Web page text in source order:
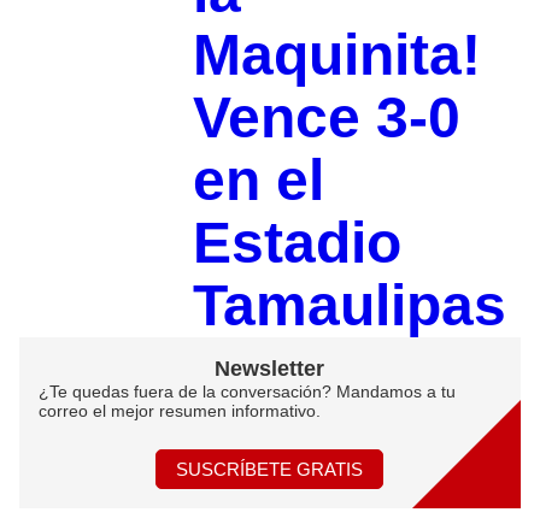
Maquinita!
Vence 3-0
en el
Estadio
Tamaulipas
Newsletter
¿Te quedas fuera de la conversación? Mandamos a tu
correo el mejor resumen informativo.
SUSCRÍBETE GRATIS